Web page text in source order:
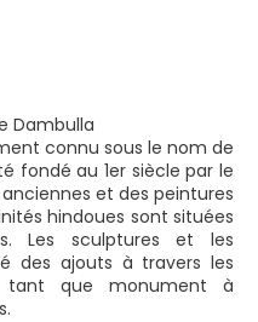
Dambulla
connu sous le nom de
fondé au 1er siècle par le
et des peintures
hindoues sont situées
Les sculptures et les
des ajouts à travers les
que monument à